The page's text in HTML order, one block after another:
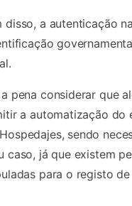
disso, a autenticação
pena considerar que
a automatização do
sendo
caso, já que existem
para o registo de